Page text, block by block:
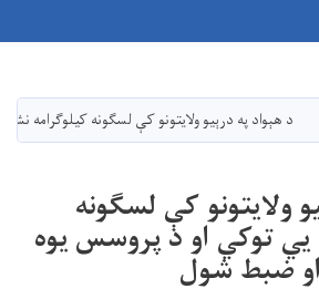
دانګل
د هېواد په درېیو ولایتونو کې لسګونه
ولایتونو کې لسګونه
يي توکي او د پروسس یوه
ضبط شول